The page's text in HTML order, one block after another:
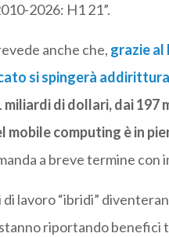
2026: H1 21”.
anche che, grazie al
si spingerà
miliardi di dollari, dai 197
mobile computing è in
a breve termine con
di lavoro “ibridi”
riportando benefici